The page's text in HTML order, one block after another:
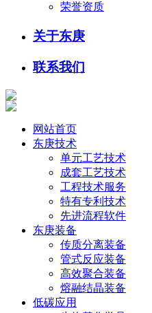
荣誉资质
关于东庚
联系我们
网站首页
东庚技术
单元工艺技术
成套工艺技术
工程技术服务
特有专利技术
先进流程软件
东庚装备
传质分离装备
管式反应装备
高效聚合装备
熔融结晶装备
低碳应用